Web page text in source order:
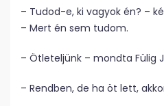
– Tudod-e, ki vagyok én? –
– Mert én sem tudom.
– Ötleteljünk – mondta Fülig
– Rendben, de ha öt lett,